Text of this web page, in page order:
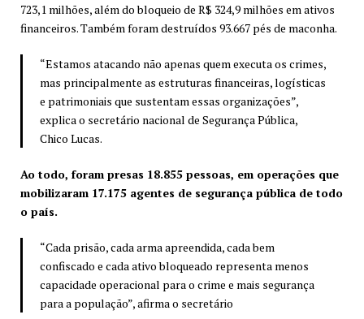
723,1 milhões, além do bloqueio de R$ 324,9 milhões em ativos
financeiros. Também foram destruídos 93.667 pés de maconha.
“Estamos atacando não apenas quem executa os crimes,
mas principalmente as estruturas financeiras, logísticas
e patrimoniais que sustentam essas organizações”,
explica o secretário nacional de Segurança Pública,
Chico Lucas.
Ao todo, foram presas 18.855 pessoas, em operações que
mobilizaram 17.175 agentes de segurança pública de todo
o país.
“Cada prisão, cada arma apreendida, cada bem
confiscado e cada ativo bloqueado representa menos
capacidade operacional para o crime e mais segurança
para a população”, afirma o secretário